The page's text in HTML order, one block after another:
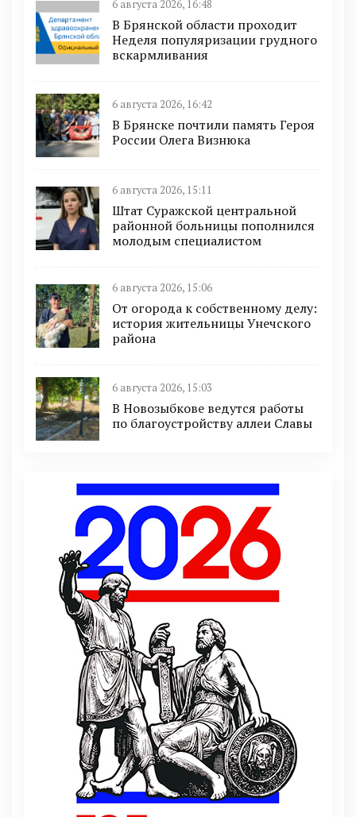
6 августа 2026, 16:48
В Брянской области проходит
Неделя популяризации грудного
вскармливания
6 августа 2026, 16:42
В Брянске почтили память Героя
России Олега Визнюка
6 августа 2026, 15:11
Штат Суражской центральной
районной больницы пополнился
молодым специалистом
6 августа 2026, 15:06
От огорода к собственному делу:
история жительницы Унечского
района
6 августа 2026, 15:03
В Новозыбкове ведутся работы
по благоустройству аллеи Славы